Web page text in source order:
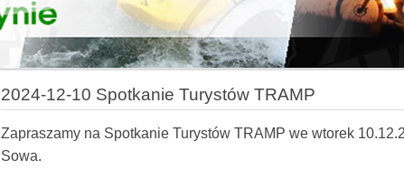
2024-12-10 Spotkanie Turystów TRAMP
Zapraszamy na Spotkanie Turystów TRAMP we wtorek
Sowa.